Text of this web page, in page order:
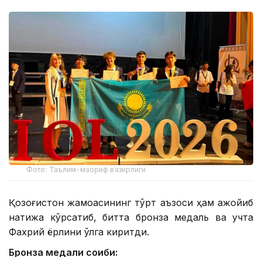
Фото: Таълим-маориф вазирлиги
Қозоғистон жамоасининг тўрт аъзоси ҳам ажойиб
натижа кўрсатиб, битта бронза медаль ва учта
Фахрий ёрлиқни қўлга киритди.
Бронза медали соҳиби: